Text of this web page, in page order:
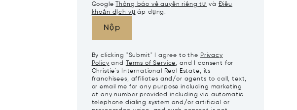
Google
Thông báo về quyền riêng tư và Điều
khoản dịch vụ áp dụng.
Nộp
By clicking "Submit" I agree to the Privacy
Policy and Terms of Service, and I consent for
Christie's International Real Estate, its
franchisees, affiliates and/or agents to call, text,
or email me for any purpose including marketing
at any number provided including via automatic
telephone dialing system and/or artificial or